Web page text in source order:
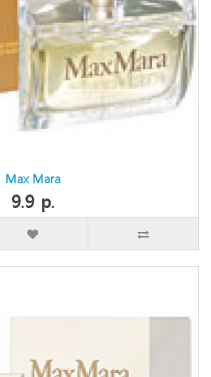
Max Mara
9.9 р.